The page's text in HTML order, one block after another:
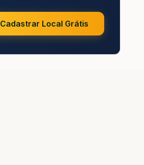
Cadastrar Local Grátis